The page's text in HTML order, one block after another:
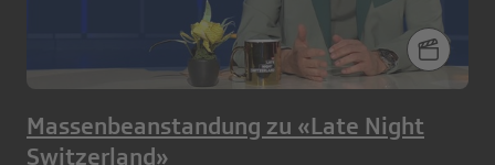
Massenbeanstandung zu «Late Night
Switzerland»